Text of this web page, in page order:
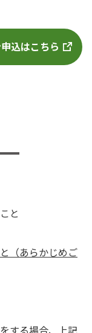
込はこちら
と
（あらかじめご
する場合、上記